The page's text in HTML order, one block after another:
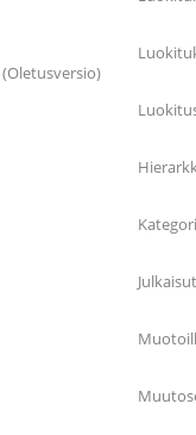
(Oletusversio)